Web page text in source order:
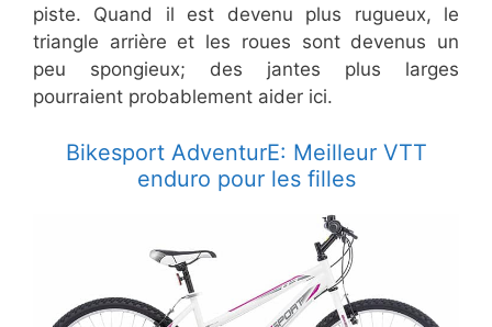
piste. Quand il est devenu plus rugueux, le
triangle arrière et les roues sont devenus un
peu spongieux; des jantes plus larges
pourraient probablement aider ici.
Bikesport AdventurE: Meilleur VTT
enduro pour les filles